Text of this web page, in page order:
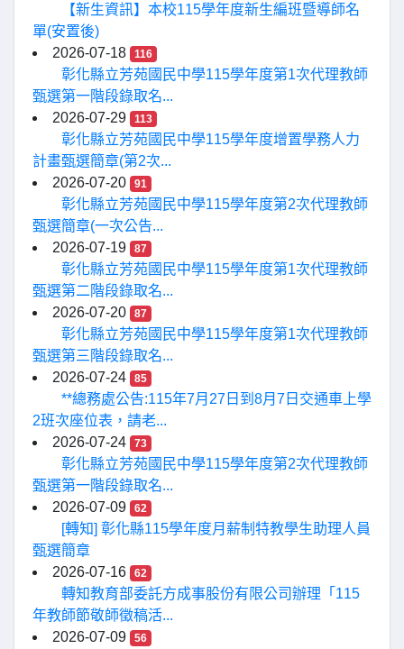
【新生資訊】本校115學年度新生編班暨導師名
單(安置後)
2026-07-18
116
彰化縣立芳苑國民中學115學年度第1次代理教師
甄選第一階段錄取名...
2026-07-29
113
彰化縣立芳苑國民中學115學年度增置學務人力
計畫甄選簡章(第2次...
2026-07-20
91
彰化縣立芳苑國民中學115學年度第2次代理教師
甄選簡章(一次公告...
2026-07-19
87
彰化縣立芳苑國民中學115學年度第1次代理教師
甄選第二階段錄取名...
2026-07-20
87
彰化縣立芳苑國民中學115學年度第1次代理教師
甄選第三階段錄取名...
2026-07-24
85
**總務處公告:115年7月27日到8月7日交通車上學
2班次座位表，請老...
2026-07-24
73
彰化縣立芳苑國民中學115學年度第2次代理教師
甄選第一階段錄取名...
2026-07-09
62
[轉知] 彰化縣115學年度月薪制特教學生助理人員
甄選簡章
2026-07-16
62
轉知教育部委託方成事股份有限公司辦理「115
年教師節敬師徵稿活...
2026-07-09
56